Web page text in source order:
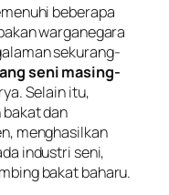
beberapa
warganegara
sekurang-
seni masing-
Selain itu,
dan
menghasilkan
industri seni,
bakat baharu.